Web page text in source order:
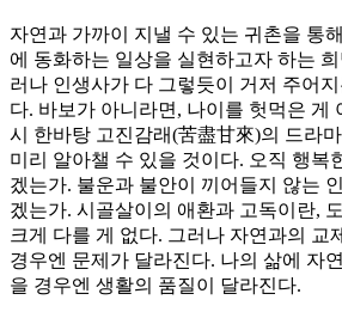
자연과 가까이 지낼 수 있는 귀촌을 통
에 동화하는 일상을 실현하고자 하는
러나 인생사가 다 그렇듯이 거저 주어
다. 바보가 아니라면, 나이를 헛먹은 게
시 한바탕 고진감래(苦盡甘來)의 드라
미리 알아챌 수 있을 것이다. 오직 행복
겠는가. 불운과 불안이 끼어들지 않는
겠는가. 시골살이의 애환과 고독이란,
크게 다를 게 없다. 그러나 자연과의 교
경우엔 문제가 달라진다. 나의 삶에 자
을 경우엔 생활의 품질이 달라진다.